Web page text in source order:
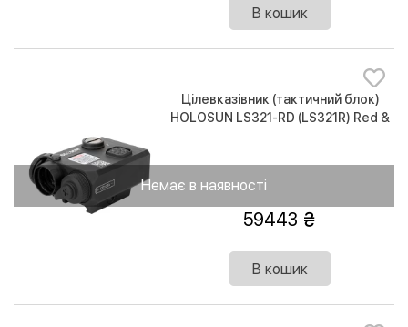
В кошик
Немає в наявності
Цілевказівник (тактичний блок)
HOLOSUN LS321-RD (LS321R) Red &
59443
В кошик